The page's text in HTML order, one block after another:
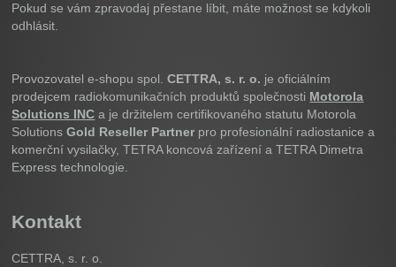
Pokud se vám zpravodaj přestane líbit, máte možnost se kdykoli
odhlásit.
Provozovatel e-shopu spol.CETTRA, s. r. o. je oficiálním
prodejcem radiokomunikačních produktů společnosti Motorola
Solutions INC a je držitelem certifikovaného statutu Motorola
SolutionsGold Reseller Partner pro profesionální radiostanice a
komerční vysilačky, TETRA koncová zařízení a TETRA Dimetra
Express technologie.
Kontakt
CETTRA, s. r. o.